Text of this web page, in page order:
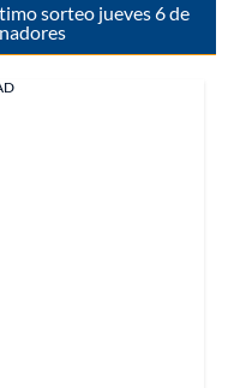
sorteo jueves 6 de